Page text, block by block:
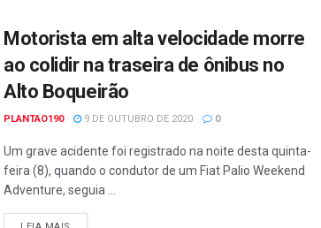
Motorista em alta velocidade morre
ao colidir na traseira de ônibus no
Alto Boqueirão
PLANTAO190 9 DE OUTUBRO DE 2020 0
Um grave acidente foi registrado na noite desta quinta-
feira (8), quando o condutor de um Fiat Palio Weekend
Adventure, seguia ...